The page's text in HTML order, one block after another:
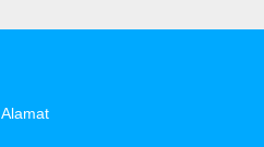
Alamat